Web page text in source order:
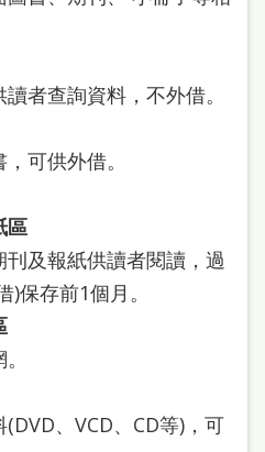
者查詢資料，不外借。
可供外借。
區
刊及報紙供讀者閱讀，過
)保存前1個月。
、VCD、CD等)，可